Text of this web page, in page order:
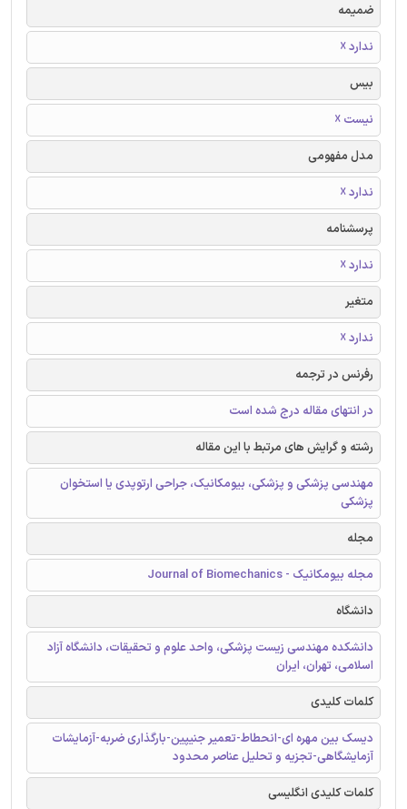
ضمیمه
ندارد ☓
بیس
نیست ☓
مدل مفهومی
ندارد ☓
پرسشنامه
ندارد ☓
متغیر
ندارد ☓
رفرنس در ترجمه
در انتهای مقاله درج شده است
رشته و گرایش های مرتبط با این مقاله
مهندسی پزشکی و پزشکی، بیومکانیک، جراحی ارتوپدی یا استخوان
پزشکی
مجله
مجله بیومکانیک - Journal of Biomechanics
دانشگاه
دانشکده مهندسی زیست پزشکی، واحد علوم و تحقیقات، دانشگاه آزاد
اسلامی، تهران، ایران
کلمات کلیدی
دیسک بین مهره ای-انحطاط-تعمیر جنیپین-بارگذاری ضربه-آزمایشات
آزمایشگاهی-تجزیه و تحلیل عناصر محدود
کلمات کلیدی انگلیسی